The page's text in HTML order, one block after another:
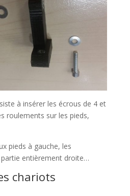
à insérer les écrous de 4 et
roulements sur les pieds,
pieds à gauche, les
entièrement droite…
chariots